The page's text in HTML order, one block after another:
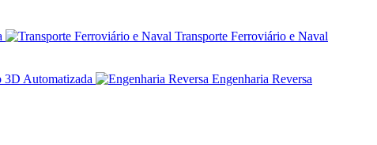
Transporte Ferroviário e Naval
3D Automatizada
Engenharia Reversa